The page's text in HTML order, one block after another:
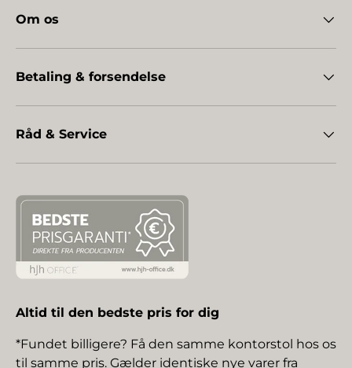
Om os
Betaling & forsendelse
Råd & Service
Altid til den bedste pris for dig
*Fundet billigere? Få den samme kontorstol hos os
til samme pris. Gælder identiske nye varer fra